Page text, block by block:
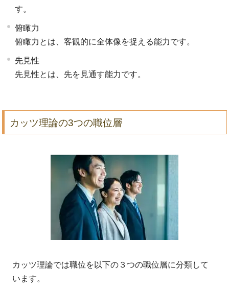
す。
俯瞰力
俯瞰力とは、客観的に全体像を捉える能力です。
先見性
先見性とは、先を見通す能力です。
カッツ理論の3つの職位層
カッツ理論では職位を以下の３つの職位層に分類して
います。